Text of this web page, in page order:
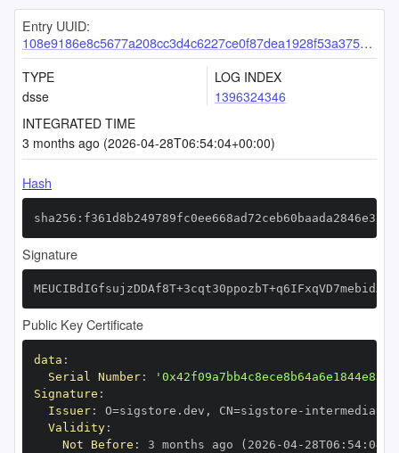
Entry UUID:
108e9186e8c5677a208cc3d4c6227ce0f87dea1928f53a375198c810b652e39016d227b6340259ba
TYPE
dsse
LOG INDEX
1396324346
INTEGRATED TIME
3 months ago (2026-04-28T06:54:04+00:00)
Hash
Signature
Public Key Certificate
data :
Serial Number:
Signature :
Issuer: O=sigstore.dev , CN=sigstore -
Validity:
Not Before : 3 months ago (2026 -04- 28T06 : 54: